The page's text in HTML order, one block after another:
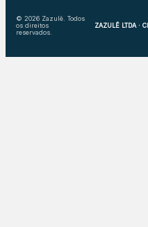
© 2026 Zazulê. Todos
os direitos
reservados.
ZAZULÊ LTDA ·